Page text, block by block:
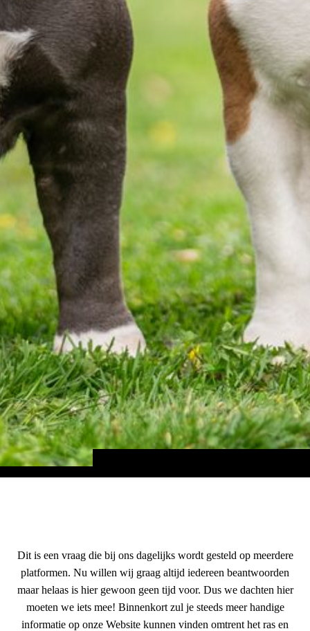
Dit is een vraag die bij ons dagelijks wordt gesteld op meerdere
platformen. Nu willen wij graag altijd iedereen beantwoorden
maar helaas is hier gewoon geen tijd voor. Dus we dachten hier
moeten we iets mee! Binnenkort zul je steeds meer handige
informatie op onze Website kunnen vinden omtrent het ras en